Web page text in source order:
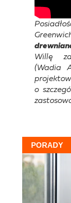
Willę
(Wadia
o
PORADY